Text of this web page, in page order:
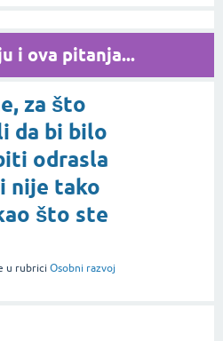
i ova pitanja...
za što
da bi bilo
odrasla
nije tako
što ste
u rubrici Osobni razvoj